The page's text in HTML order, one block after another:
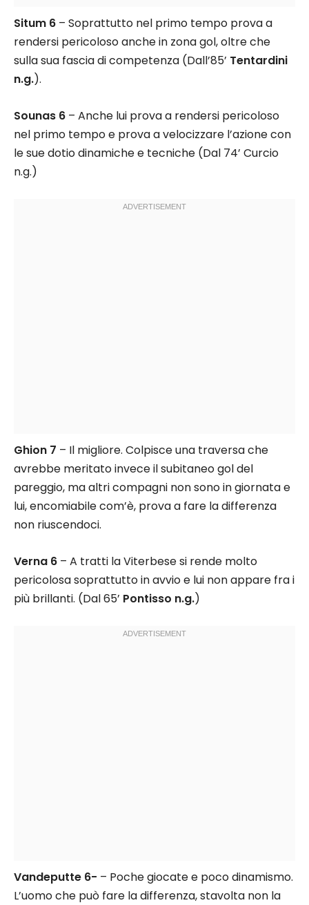
Situm 6 – Soprattutto nel primo tempo prova a
rendersi pericoloso anche in zona gol, oltre che
sulla sua fascia di competenza (Dall’85’ Tentardini
n.g.).
Sounas 6 – Anche lui prova a rendersi pericoloso
nel primo tempo e prova a velocizzare l’azione con
le sue dotio dinamiche e tecniche (Dal 74’ Curcio
n.g.)
Ghion 7 – Il migliore. Colpisce una traversa che
avrebbe meritato invece il subitaneo gol del
pareggio, ma altri compagni non sono in giornata e
lui, encomiabile com’è, prova a fare la differenza
non riuscendoci.
Verna 6 – A tratti la Viterbese si rende molto
pericolosa soprattutto in avvio e lui non appare fra i
più brillanti. (Dal 65’ Pontisso n.g.)
Vandeputte 6- – Poche giocate e poco dinamismo.
L’uomo che può fare la differenza, stavolta non la